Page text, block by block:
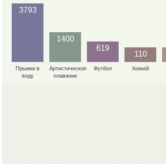
3793
Прыжки в
воду
1400
Артистическое
плавание
619
Футбол
110
Хоккей